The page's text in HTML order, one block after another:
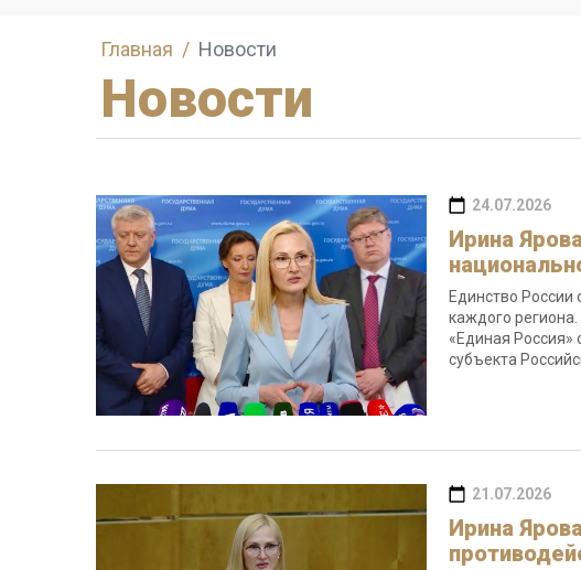
Главная Новости
Новости
24.07.2026
Ирина
Единство
каждого
«Единая Россия»
субъекта
21.07.2026
Ирина